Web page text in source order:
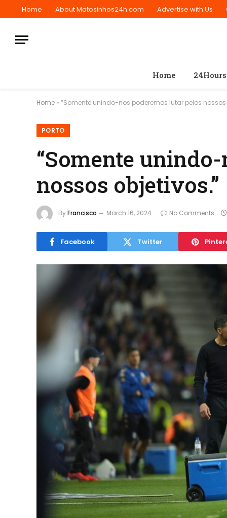
Home About Matosinhos24h.com Advertise with Us
Home
Home » “Somente unindo-nos poderemos lutar pelos nossos
PORTO
“Somente
nossos objetivos.”
ByFrancisco March 16, 2024 No Comments
Facebook Twitter